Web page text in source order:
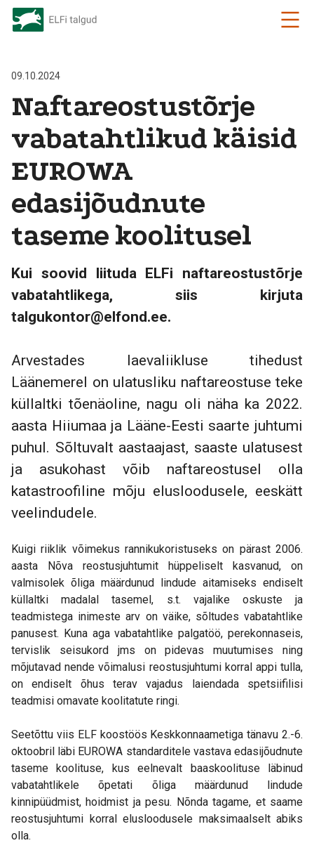
09.10.2024
Naftareostustõrje
vabatahtlikud käisid
EUROWA
edasijõudnute
taseme koolitusel
Kui soovid liituda ELFi naftareostustõrje
vabatahtlikega, siis kirjuta
talgukontor@elfond.ee.
Arvestades laevaliikluse tihedust
Läänemerel on ulatusliku naftareostuse teke
küllaltki tõenäoline, nagu oli näha ka 2022.
aasta Hiiumaa ja Lääne-Eesti saarte juhtumi
puhul. Sõltuvalt aastaajast, saaste ulatusest
ja asukohast võib naftareostusel olla
katastroofiline mõju elusloodusele, eeskätt
veelindudele.
Kuigi riiklik võimekus rannikukoristuseks on pärast 2006.
aasta Nõva reostusjuhtumit hüppeliselt kasvanud, on
valmisolek õliga määrdunud lindude aitamiseks endiselt
küllaltki madalal tasemel, s.t. vajalike oskuste ja
teadmistega inimeste arv on väike, sõltudes vabatahtlike
panusest. Kuna aga vabatahtlike palgatöö, perekonnaseis,
tervislik seisukord jms on pidevas muutumises ning
mõjutavad nende võimalusi reostusjuhtumi korral appi tulla,
on endiselt õhus terav vajadus laiendada spetsiifilisi
teadmisi omavate koolitatute ringi.
Seetõttu viis ELF koostöös Keskkonnaametiga tänavu 2.-6.
oktoobril läbi EUROWA standarditele vastava edasijõudnute
taseme koolituse, kus eelnevalt baaskoolituse läbinud
vabatahtlikele õpetati õliga määrdunud lindude
kinnipüüdmist, hoidmist ja pesu. Nõnda tagame, et saame
reostusjuhtumi korral elusloodusele maksimaalselt abiks
olla.